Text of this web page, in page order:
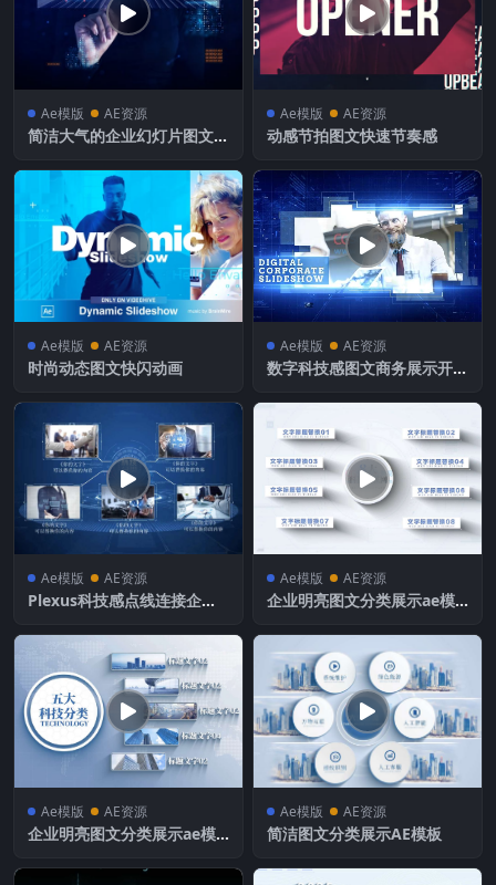
Ae模版 AE资源
简洁大气的企业幻灯片图文项
Ae模版 AE资源
动感节拍图文快速节奏感
Ae模版 AE资源
时尚动态图文快闪动画
Ae模版 AE资源
数字科技感图文商务展示开场
Ae模版 AE资源
Plexus科技感点线连接企业
Ae模版 AE资源
企业明亮图文分类展示ae模
Ae模版 AE资源
企业明亮图文分类展示ae模
Ae模版 AE资源
简洁图文分类展示AE模板